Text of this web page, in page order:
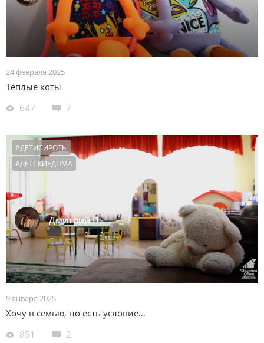
24 февраля 2025
Теплые коты
647
7
Дмитрий П.
#ДЕТИСИРОТЫ
#ДЕТСКИЕДОМА
9 января 2025
Хочу в семью, но есть условие…
851
2